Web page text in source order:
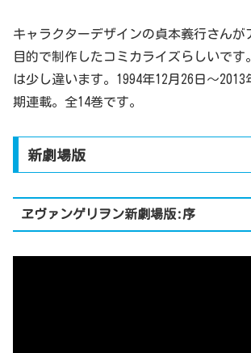
キャラクターデザインの貞本義行さんが
目的で制作したコミカライズらしいです
は少し違います。1994年12月26日～
期連載。全14巻です。
新劇場版
ヱヴァンゲリヲン新劇場版:序